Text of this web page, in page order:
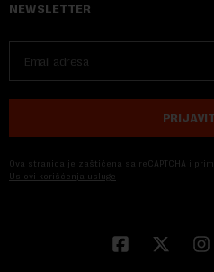
NEWSLETTER
Ova stranica je zaštićena sa reCAPTCHA i
Uslovi korišćenja usluge